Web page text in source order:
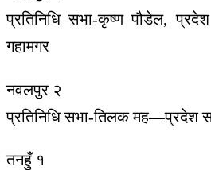
प्रतिनिधि सभा-कृष्ण पौडेल,
गहामगर
नवलपुर २
प्रतिनिधि सभा-तिलक मह—प्रदेश
तनहुँ १